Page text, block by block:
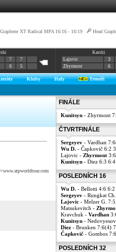
XT Radical MPA 16/16 - 16/19 Head
7
7
6 5
Karshi
Lajovic
3
Zhyrmont
6
Kluby Haly Trenéři
FINÁLE
Kunitsyn - Zhyrmont
ČTVRTFINÁLE
Sergeyev - Vardhan
Wu D. - Čapkovič 6:2
Lajovic - Zhyrmont
Kunitsyn - Diez 6:3 6:4
POSLEDNÍCH 16
Wu D. - Bellotti 4:6 6:2
Sergeyev - Rungkat
Lajovic - Melzer G.
Matsukevitch -
Kravchuk - Vardhan
Kunitsyn -
Diez - Brunken 7:6(4)
Čapkovič - Gombos
POSLEDNÍCH 32